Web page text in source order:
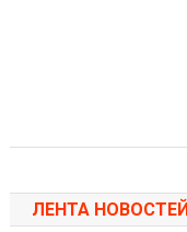
ЛЕНТА НОВОСТЕЙ